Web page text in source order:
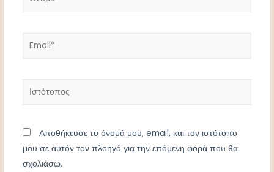
Email*
Ιστότοπος
Αποθήκευσε το όνομά μου, email, και τον ιστότοπο
μου σε αυτόν τον πλοηγό για την επόμενη φορά που θα
σχολιάσω.